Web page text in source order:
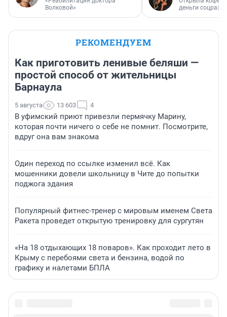
Волковой»
деньги
РЕКОМЕНДУЕМ
Как приготовить ленивые беляши —
простой способ от жительницы
Барнаула
5 августа 13 603 4
В уфимский приют привезли пермячку Марину,
которая почти ничего о себе не помнит. Посмотрите,
вдруг она вам знакома
Один переход по ссылке изменил всё. Как
мошенники довели школьницу в Чите до попытки
поджога здания
Популярный фитнес-тренер с мировым именем Света
Ракета проведет открытую тренировку для сургутян
«На 18 отдыхающих 18 поваров». Как проходит лето в
Крыму с перебоями света и бензина, водой по
графику и налетами БПЛА